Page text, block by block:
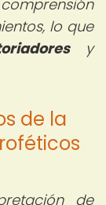
lo que
y
de la
de